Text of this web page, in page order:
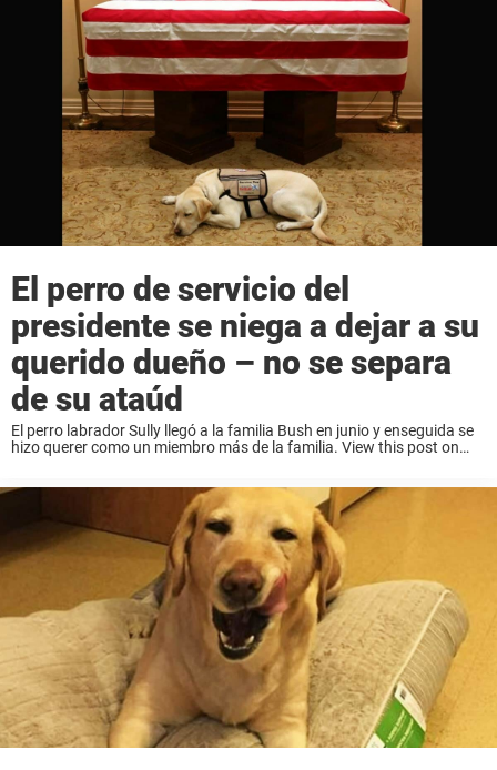
El perro de servicio del
presidente se niega a dejar a su
querido dueño – no se separa
de su ataúd
El perro labrador Sully llegó a la familia Bush en junio y enseguida se
hizo querer como un miembro más de la familia. View this post on